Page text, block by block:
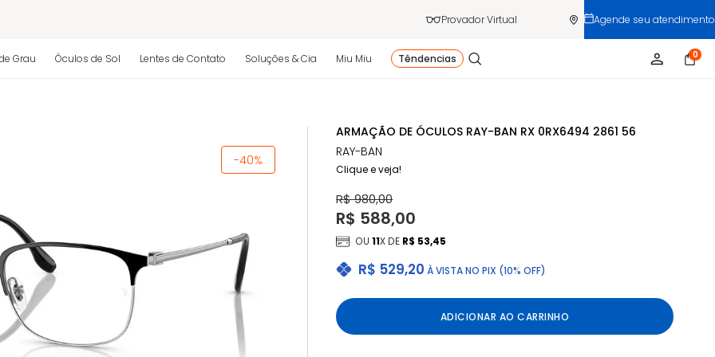
Provador Virtual Agende seu atendimento
Grau Óculos de Sol Lentes de Contato Soluções & Cia Miu Miu Têndencias 0
-40%
ARMAÇÃO DE ÓCULOS RAY-BAN RX 0RX6494 2861 56
RAY-BAN
Clique e veja!
R$ 529,20 À VISTA NO PIX (10% OFF)
R$ 980,00
R$ 588,00
OU11X DE R$ 53,45
ADICIONAR AO CARRINHO